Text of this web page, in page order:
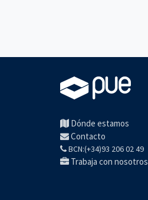
Dónde estamos
Contacto
BCN:(+34)93 206 02 49
Trabaja con nosotros